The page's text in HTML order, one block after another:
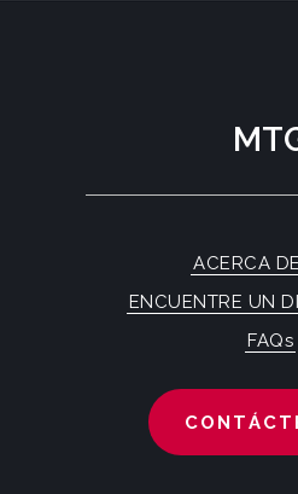
ACERCA
ENCUENTRE UN
FAQs